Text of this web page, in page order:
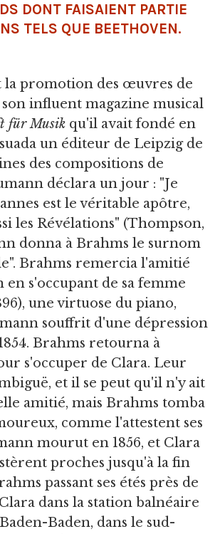
DONT FAISAIENT PARTIE
TELS QUE BEETHOVEN.
la promotion des œuvres de
influent magazine musical
für Musik qu'il avait fondé en
un éditeur de Leipzig de
des compositions de
déclara un jour : "Je
est le véritable apôtre,
les Révélations" (Thompson,
donna à Brahms le surnom
Brahms remercia l'amitié
en s'occupant de sa femme
une virtuose du piano,
souffrit d'une dépression
Brahms retourna à
s'occuper de Clara. Leur
et il se peut qu'il n'y ait
amitié, mais Brahms tomba
comme l'attestent ses
mourut en 1856, et Clara
proches jusqu'à la fin
passant ses étés près de
dans la station balnéaire
Baden, dans le sud-